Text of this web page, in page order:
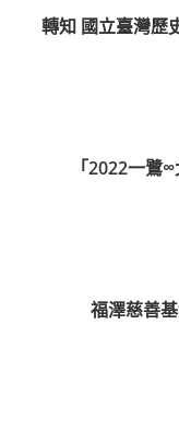
轉知 國立臺灣歷
「2022一鷺
福澤慈善